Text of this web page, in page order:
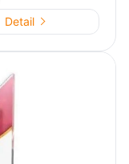
Detail